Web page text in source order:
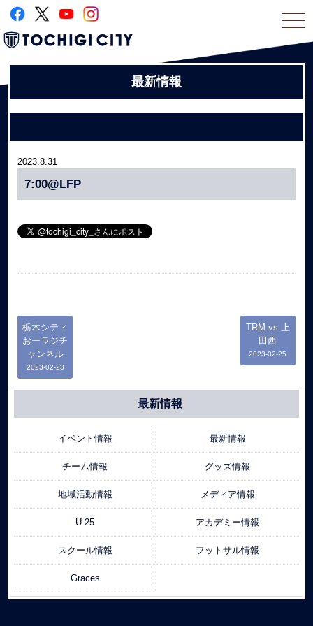
最新情報
2023.8.31
7:00@LFP
栃木シティ
おーラジチ
ャンネル
2023-02-23
TRM vs 上
田西
2023-02-25
最新情報
イベント情報 最新情報
チーム情報 グッズ情報
地域活動情報 メディア情報
U-25 アカデミー情報
スクール情報 フットサル情報
Graces